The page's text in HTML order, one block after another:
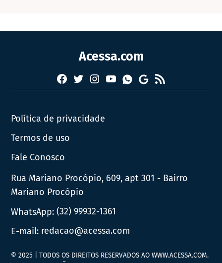
Acessa.com
Facebook
TwitterInstagram
YouTubeWhatsapp
Google
News
RSS
Política de privacidade
Termos de uso
Fale Conosco
Rua Mariano Procópio, 609, apt 301 - Bairro
Mariano Procópio
WhatsApp:(32) 99932-1361
E-mail: redacao@acessa.com
© 2025 | TODOS OS DIREITOS RESERVADOS AO WWW.ACESSA.COM.